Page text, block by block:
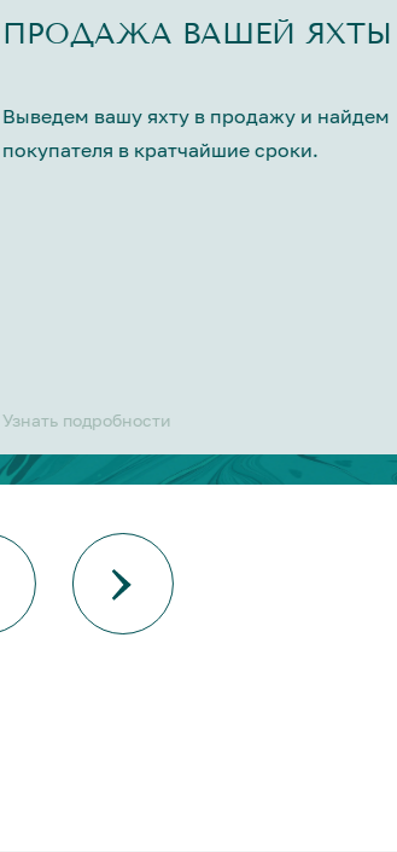
ПРОДАЖА ВАШЕЙ ЯХТЫ
Выведем вашу яхту в продажу и найдем
покупателя в кратчайшие сроки.
Узнать подробности